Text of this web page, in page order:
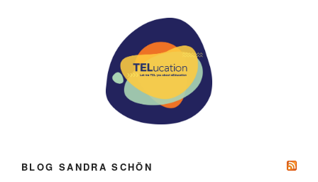
BLOG SANDRA SCHÖN